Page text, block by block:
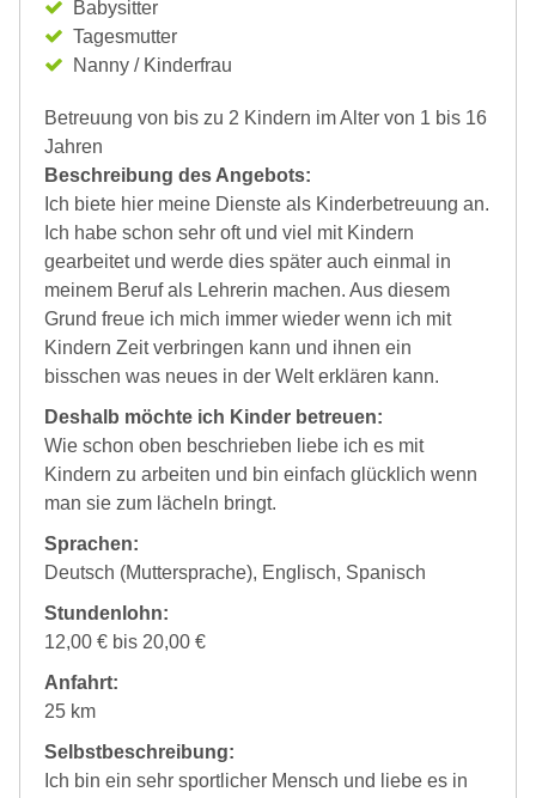
Babysitter
Tagesmutter
Nanny / Kinderfrau
Betreuung von bis zu 2 Kindern im Alter von 1 bis 16
Jahren
Beschreibung des Angebots:
Ich biete hier meine Dienste als Kinderbetreuung an.
Ich habe schon sehr oft und viel mit Kindern
gearbeitet und werde dies später auch einmal in
meinem Beruf als Lehrerin machen. Aus diesem
Grund freue ich mich immer wieder wenn ich mit
Kindern Zeit verbringen kann und ihnen ein
bisschen was neues in der Welt erklären kann.
Deshalb möchte ich Kinder betreuen:
Wie schon oben beschrieben liebe ich es mit
Kindern zu arbeiten und bin einfach glücklich wenn
man sie zum lächeln bringt.
Sprachen:
Deutsch (Muttersprache), Englisch, Spanisch
Stundenlohn:
12,00 € bis 20,00 €
Anfahrt:
25 km
Selbstbeschreibung:
Ich bin ein sehr sportlicher Mensch und liebe es in